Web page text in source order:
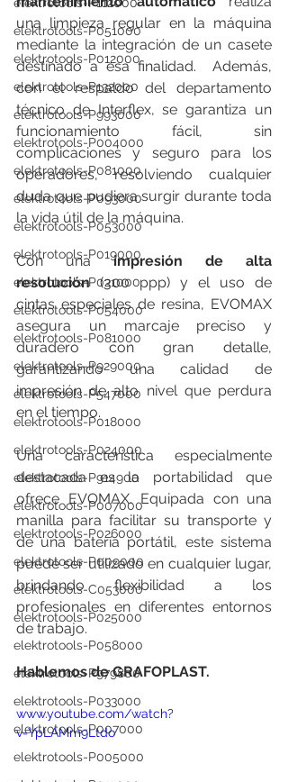
elektrotools-P051000
elektrotools-P012000
elektrotools-P132000
elektrotools-P993000
elektrotools-P004000
elektrotools-P081000
elektrotools-P093000
elektrotools-P053000
elektrotools-P019000
elektrotools-P021000
elektrotools-P054000
elektrotools-P081000
elektrotools-P929000
elektrotools-P547000
elektrotools-P018000
elektrotools-P024000
elektrotools-P914900
elektrotools-P007000
elektrotools-P026000
elektrotools-P009000
elektrotools-C053000
elektrotools-P025000
elektrotools-P058000
elektrotools-P979800
elektrotools-P033000
elektrotools-P007000
elektrotools-P005000
una limpieza regular en la máquina
mediante la integración de un casete
destinado a esa finalidad.  Además,
con el respaldo del departamento
técnico de Interflex, se garantiza un
funcionamiento fácil, sin
complicaciones y seguro para los
operadores, resolviendo cualquier
duda que pudiera surgir durante toda
la vida útil de la máquina.
Con una impresión de alta
resolución (300 ppp) y el uso de
cintas especiales de resina, EVOMAX
asegura un marcaje preciso y
duradero con gran detalle,
garantizando una calidad de
impresión de alto nivel que perdura
en el tiempo.
Una característica especialmente
destacada es la portabilidad que
ofrece EVOMAX. Equipada con una
manilla para facilitar su transporte y
de una batería portátil, este sistema
puede ser utilizado en cualquier lugar,
brindando flexibilidad a los
profesionales en diferentes entornos
de trabajo.
Hablemos de GRAFOPLAST.
www.youtube.com/watch?
v=YpLAMm9Ltdo